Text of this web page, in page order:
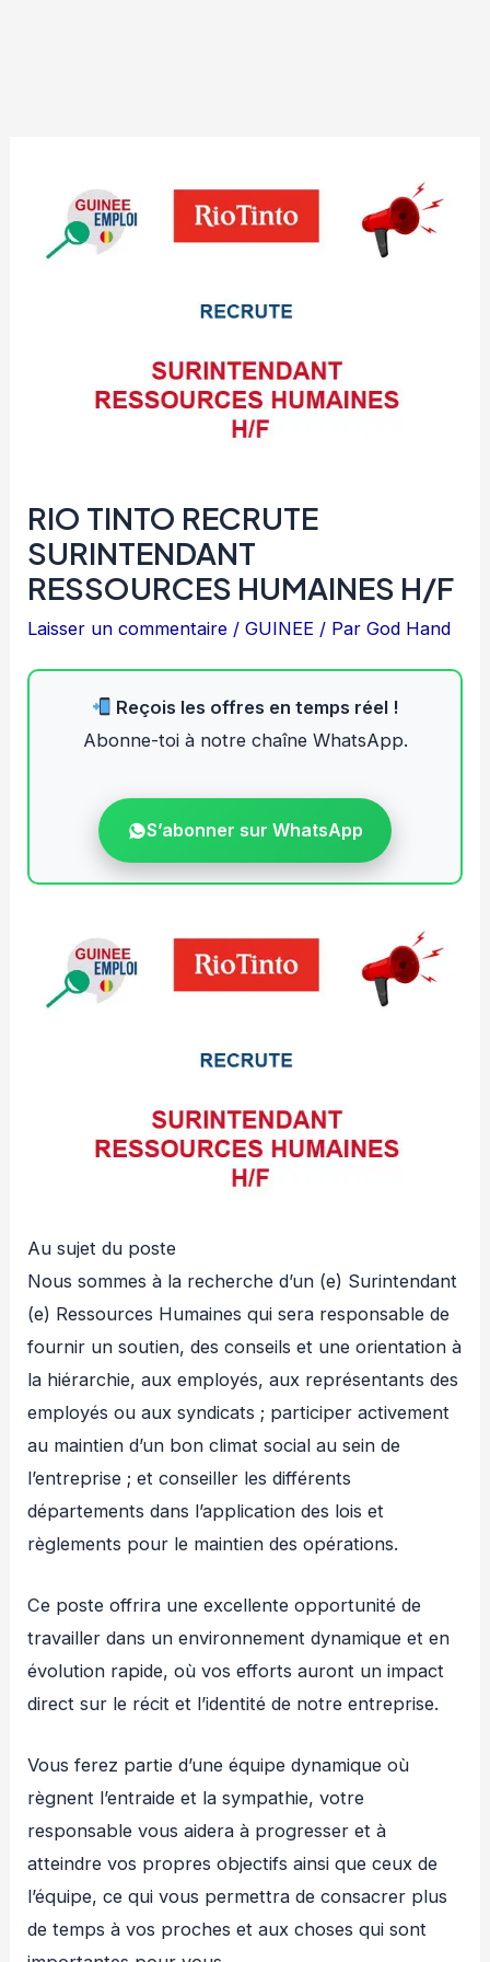
RIO TINTO RECRUTE
SURINTENDANT
RESSOURCES HUMAINES H/F
Laisser un commentaire /GUINEE / ParGod Hand
Reçois les offres en temps réel !
Abonne-toi à notre chaîne WhatsApp.
S’abonner sur WhatsApp
Au sujet du poste
Nous sommes à la recherche d’un (e) Surintendant
(e) Ressources Humaines qui sera responsable de
fournir un soutien, des conseils et une orientation à
la hiérarchie, aux employés, aux représentants des
employés ou aux syndicats ; participer activement
au maintien d’un bon climat social au sein de
l’entreprise ; et conseiller les différents
départements dans l’application des lois et
règlements pour le maintien des opérations.
Ce poste offrira une excellente opportunité de
travailler dans un environnement dynamique et en
évolution rapide, où vos efforts auront un impact
direct sur le récit et l’identité de notre entreprise.
Vous ferez partie d’une équipe dynamique où
règnent l’entraide et la sympathie, votre
responsable vous aidera à progresser et à
atteindre vos propres objectifs ainsi que ceux de
l’équipe, ce qui vous permettra de consacrer plus
de temps à vos proches et aux choses qui sont